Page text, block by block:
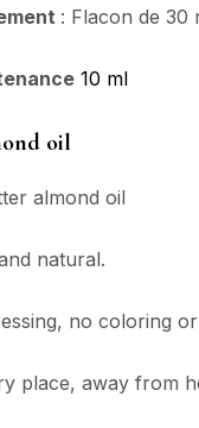
: Flacon de 30
10 ml
oil
almond oil
natural.
no coloring
place, away from